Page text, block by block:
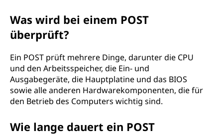
Was wird bei einem POST
überprüft?
Ein POST prüft mehrere Dinge, darunter die CPU
und den Arbeitsspeicher, die Ein- und
Ausgabegeräte, die Hauptplatine und das BIOS
sowie alle anderen Hardwarekomponenten, die für
den Betrieb des Computers wichtig sind.
Wie lange dauert ein POST